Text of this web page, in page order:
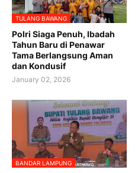
TULANG BAWANG
Polri Siaga Penuh, Ibadah
Tahun Baru di Penawar
Tama Berlangsung Aman
dan Kondusif
January 02, 2026
BANDAR LAMPUNG